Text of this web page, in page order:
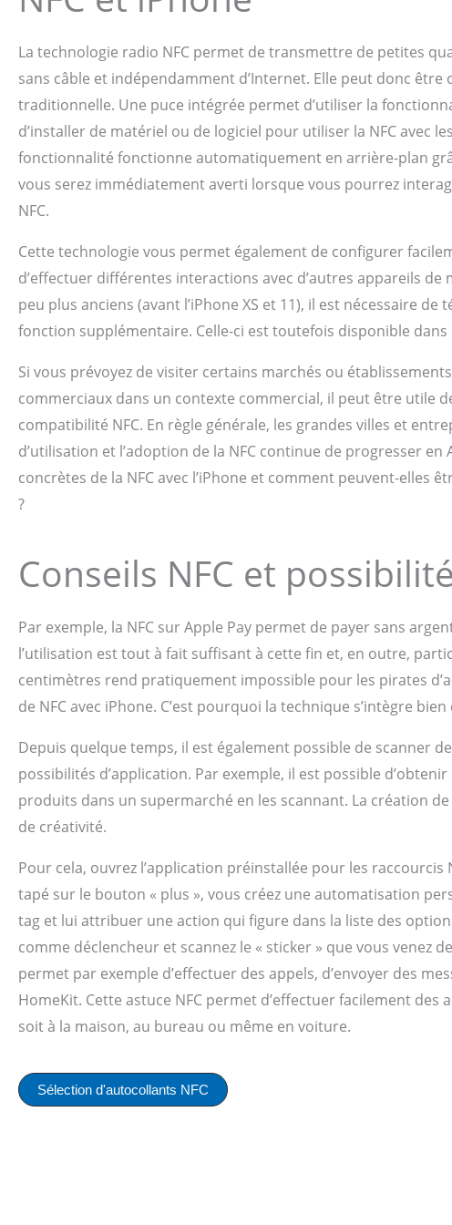
La technologie radio NFC permet de transmettre de petites
sans câble et indépendamment d’Internet. Elle peut donc
traditionnelle. Une puce intégrée permet d’utiliser la
d’installer de matériel ou de logiciel pour utiliser la NFC avec
fonctionnalité fonctionne automatiquement en arrière-plan
vous serez immédiatement averti lorsque vous pourrez
NFC.
Cette technologie vous permet également de configurer
d’effectuer différentes interactions avec d’autres appareils
peu plus anciens (avant l’iPhone XS et 11), il est nécessaire
fonction supplémentaire. Celle-ci est toutefois disponible
Si vous prévoyez de visiter certains marchés ou
commerciaux dans un contexte commercial, il peut être utile
compatibilité NFC. En règle générale, les grandes villes et
d’utilisation et l’adoption de la NFC continue de progresser
concrètes de la NFC avec l’iPhone et comment peuvent-elles
?
Conseils NFC et
Par exemple, la NFC sur Apple Pay permet de payer sans
l’utilisation est tout à fait suffisant à cette fin et, en outre,
centimètres rend pratiquement impossible pour les pirates
de NFC avec iPhone. C’est pourquoi la technique s’intègre
Depuis quelque temps, il est également possible de scanner
possibilités d’application. Par exemple, il est possible
produits dans un supermarché en les scannant. La création
de créativité.
Pour cela, ouvrez l’application préinstallée pour les
tapé sur le bouton « plus », vous créez une automatisation
tag et lui attribuer une action qui figure dans la liste des
comme déclencheur et scannez le « sticker » que vous venez
permet par exemple d’effectuer des appels, d’envoyer des
HomeKit. Cette astuce NFC permet d’effectuer facilement
soit à la maison, au bureau ou même en voiture.
Sélection d'autocollants NFC